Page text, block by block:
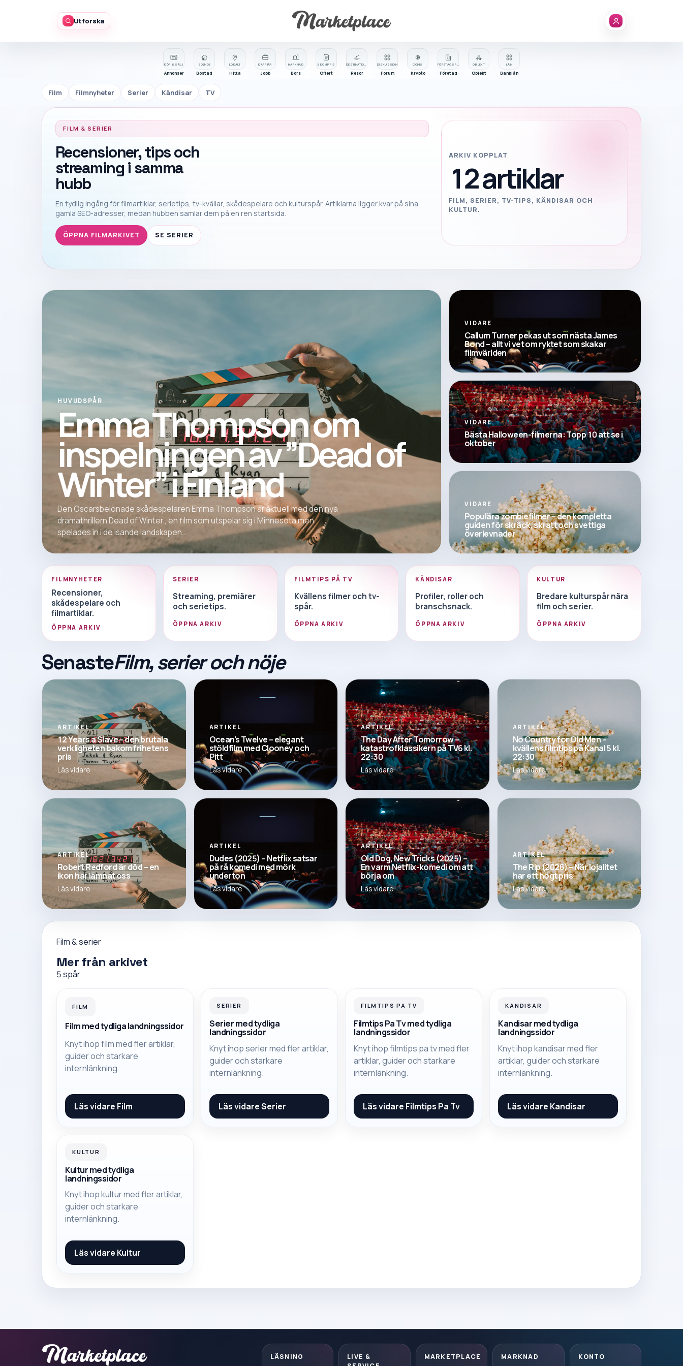
Utforska
KÖP & SÄLJ
Annonser
BOENDE
Bostad
OBJEKT
Objekt
BE OM PRIS
Offert Företag
LÅN
Banklån
MARKNAD
Börs
LOKALT
Hitta
KARRIÄR
Jobb Resor
COINS
Krypto
DISKUSSION
Forum
Film Filmnyheter Serier Kändisar TV
FILM & SERIER
Recensioner, tips och
streaming i samma
hubb
En tydlig ingång för filmartiklar, serietips, tv-kvällar, skådespelare och kulturspår. Artiklarna ligger kvar på sina
gamla SEO-adresser, medan hubben samlar dem på en ren startsida.
ÖPPNA FILMARKIVET SE SERIER
ARKIV KOPPLAT
12artiklar
FILM, SERIER, TV-TIPS, KÄNDISAR OCH
KULTUR.
HUVUDSPÅR
Emma Thompson om
inspelningen av ”Dead of
Winter” i Finland
Den Oscarsbelönade skådespelaren Emma Thompson är aktuell med den nya
dramathrillern Dead of Winter , en film som utspelar sig i Minnesota men
spelades in i de isande landskapen...
VIDARE
Callum Turner pekas ut som nästa James
Bond – allt vi vet om ryktet som skakar
filmvärlden
VIDARE
Bästa Halloween-filmerna: Topp 10 att se i
oktober
VIDARE
Populära zombiefilmer – den kompletta
guiden för skräck, skratt och svettiga
överlevnader
FILMNYHETER
Recensioner,
skådespelare och
filmartiklar.
ÖPPNA ARKIV
SERIER
Streaming, premiärer
och serietips.
ÖPPNA ARKIV
FILMTIPS PÅ TV
Kvällens filmer och tv-
spår.
ÖPPNA ARKIV
KÄNDISAR
Profiler, roller och
branschsnack.
ÖPPNA ARKIV
KULTUR
Bredare kulturspår nära
film och serier.
ÖPPNA ARKIV
SenasteFilm, serier och nöje
ARTIKEL
12 Years a Slave – den brutala
verkligheten bakom frihetens
pris
Läs vidare
ARTIKEL
Ocean’s Twelve – elegant
stöldfilm med Clooney och
Pitt
Läs vidare
ARTIKEL
The Day After Tomorrow –
katastrofklassikern på TV6 kl.
22:30
Läs vidare
ARTIKEL
No Country for Old Men –
kvällens filmtips på Kanal 5 kl.
22:30
Läs vidare
ARTIKEL
Robert Redford är död – en
ikon har lämnat oss
Läs vidare
ARTIKEL
Dudes (2025) – Netflix satsar
på rå komedi med mörk
underton
Läs vidare
ARTIKEL
Old Dog, New Tricks (2025) –
En varm Netflix-komedi om att
börja om
Läs vidare
ARTIKEL
The Rip (2026) – När lojalitet
har ett högt pris
Läs vidare
Film & serier
Mer från arkivet
5spår
FILM
Film med tydliga landningssidor
Knyt ihop film med fler artiklar,
guider och starkare
internlänkning.
Läs vidare Film
SERIER
Serier med tydliga
landningssidor
Knyt ihop serier med fler artiklar,
guider och starkare
internlänkning.
Läs vidareSerier
FILMTIPS PA TV
Filmtips Pa Tv med tydliga
landningssidor
Knyt ihop filmtips pa tv med fler
artiklar, guider och starkare
internlänkning.
Läs vidare Filmtips Pa Tv
KANDISAR
Kandisar med tydliga
landningssidor
Knyt ihop kandisar med fler
artiklar, guider och starkare
internlänkning.
Läs vidare Kandisar
KULTUR
Kultur med tydliga
landningssidor
Knyt ihop kultur med fler artiklar,
guider och starkare
internlänkning.
Läs vidare Kultur
LÄSNING
LIVE &
MARKETPLACE MARKNAD KONTO